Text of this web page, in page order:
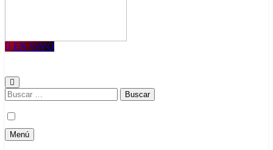
EN VIVO
Buscar:
Menú